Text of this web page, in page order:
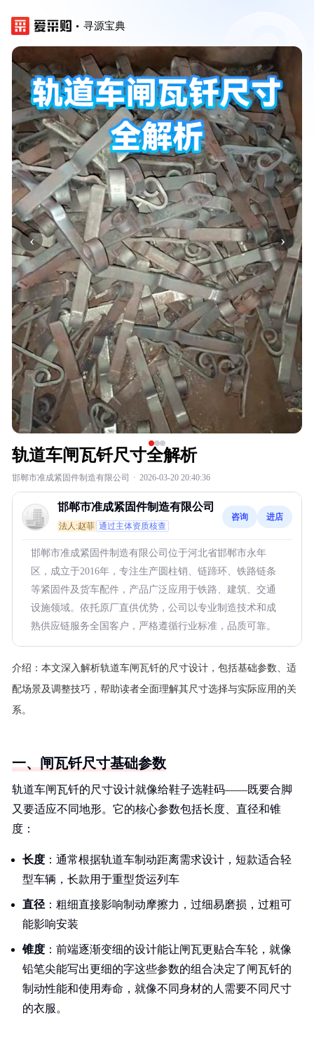
寻源宝典
‹ ›
轨道车闸瓦钎尺寸全解析
邯郸市准成紧固件制造有限公司 · 2026-03-20 20:40:36
邯郸市准成紧固件制造有限公司
法人:赵菲 通过主体资质核查
咨询 进店
邯郸市准成紧固件制造有限公司位于河北省邯郸市永年
区，成立于2016年，专注生产圆柱销、链蹄环、铁路链条
等紧固件及货车配件，产品广泛应用于铁路、建筑、交通
设施领域。依托原厂直供优势，公司以专业制造技术和成
熟供应链服务全国客户，严格遵循行业标准，品质可靠。
介绍： 本文深入解析轨道车闸瓦钎的尺寸设计，包括基础参数、适
配场景及调整技巧，帮助读者全面理解其尺寸选择与实际应用的关
系。
一、闸瓦钎尺寸基础参数
轨道车闸瓦钎的尺寸设计就像给鞋子选鞋码——既要合脚
又要适应不同地形。它的核心参数包括长度、直径和锥
度：
长度 ：通常根据轨道车制动距离需求设计，短款适合轻
型车辆，长款用于重型货运列车
直径 ：粗细直接影响制动摩擦力，过细易磨损，过粗可
能影响安装
锥度 ：前端逐渐变细的设计能让闸瓦更贴合车轮，就像
铅笔尖能写出更细的字这些参数的组合决定了闸瓦钎的
制动性能和使用寿命，就像不同身材的人需要不同尺寸
的衣服。